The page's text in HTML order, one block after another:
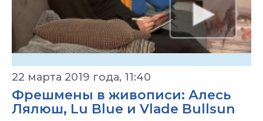
22 марта 2019 года, 11:40
Фрешмены в живописи: Алесь
Лялюш, Lu Blue и Vlade Bullsun